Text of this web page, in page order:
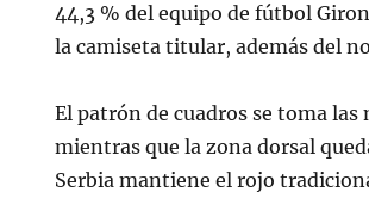
44,3 % del equipo de fútbol
la camiseta titular, además del
El patrón de cuadros se toma las
mientras que la zona dorsal
Serbia mantiene el rojo